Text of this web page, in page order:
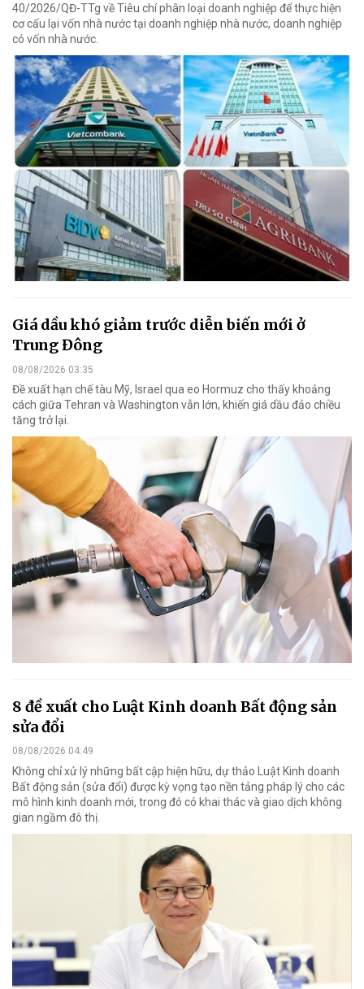
40/2026/QĐ-TTg về Tiêu chí phân loại doanh nghiệp để thực hiện
cơ cấu lại vốn nhà nước tại doanh nghiệp nhà nước, doanh nghiệp
có vốn nhà nước.
Giá dầu khó giảm trước diễn biến mới ở
Trung Đông
08/08/2026 03:35
Đề xuất hạn chế tàu Mỹ, Israel qua eo Hormuz cho thấy khoảng
cách giữa Tehran và Washington vẫn lớn, khiến giá dầu đảo chiều
tăng trở lại.
8 đề xuất cho Luật Kinh doanh Bất động sản
sửa đổi
08/08/2026 04:49
Không chỉ xử lý những bất cập hiện hữu, dự thảo Luật Kinh doanh
Bất động sản (sửa đổi) được kỳ vọng tạo nền tảng pháp lý cho các
mô hình kinh doanh mới, trong đó có khai thác và giao dịch không
gian ngầm đô thị.